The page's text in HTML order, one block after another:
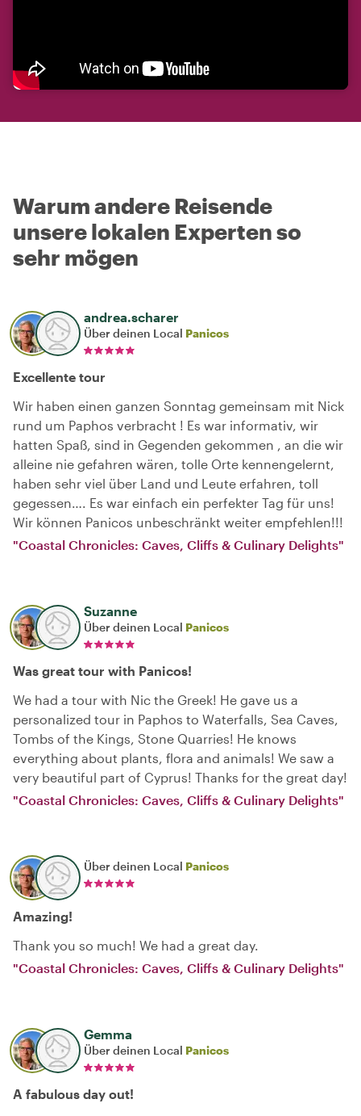
Warum andere Reisende
unsere lokalen Experten so
sehr mögen
andrea.scharer
Über deinen Local Panicos
Excellente tour
Wir haben einen ganzen Sonntag gemeinsam mit Nick
rund um Paphos verbracht ! Es war informativ, wir
hatten Spaß, sind in Gegenden gekommen , an die wir
alleine nie gefahren wären, tolle Orte kennengelernt,
haben sehr viel über Land und Leute erfahren, toll
gegessen…. Es war einfach ein perfekter Tag für uns!
Wir können Panicos unbeschränkt weiter empfehlen!!!
"Coastal Chronicles: Caves, Cliffs & Culinary Delights"
Suzanne
Über deinen Local Panicos
Was great tour with Panicos!
We had a tour with Nic the Greek! He gave us a
personalized tour in Paphos to Waterfalls, Sea Caves,
Tombs of the Kings, Stone Quarries! He knows
everything about plants, flora and animals! We saw a
very beautiful part of Cyprus! Thanks for the great day!
"Coastal Chronicles: Caves, Cliffs & Culinary Delights"
Über deinen Local Panicos
Amazing!
Thank you so much! We had a great day.
"Coastal Chronicles: Caves, Cliffs & Culinary Delights"
Gemma
Über deinen Local Panicos
A fabulous day out!